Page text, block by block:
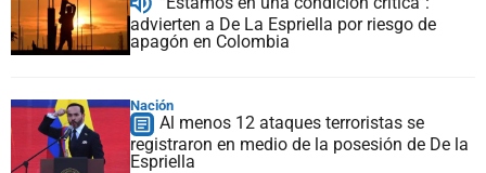
advierten a De La Espriella por riesgo de
apagón en Colombia
Nación
Al menos 12 ataques terroristas se
registraron en medio de la posesión de De la
Espriella